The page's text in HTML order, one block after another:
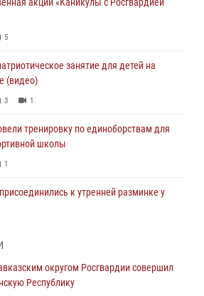
5
занятие для детей на
(видео)
3 1
тренировку по единоборствам для
школы
1
к утренней разминке у
округом Росгвардии совершил
Республику